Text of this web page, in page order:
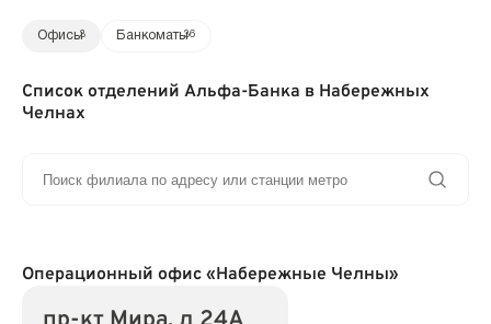
Офисы3 Банкоматы36
Список отделений Альфа-Банка в Набережных
Челнах
Операционный офис «Набережные Челны»